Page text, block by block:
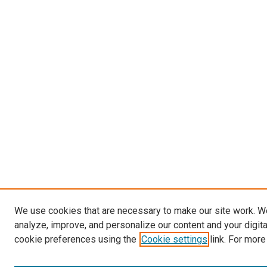
We use cookies that are necessary to make our site work.
analyze, improve, and personalize our content and your
cookie preferences using the Cookie settings link. For